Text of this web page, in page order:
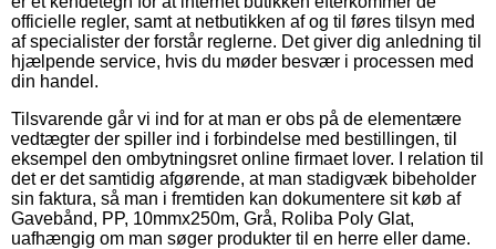
officielle regler, samt at netbutikken af og til føres tilsyn med
af specialister der forstår reglerne. Det giver dig anledning til
hjælpende service, hvis du møder besvær i processen med
din handel.
Tilsvarende går vi ind for at man er obs på de elementære
vedtægter der spiller ind i forbindelse med bestillingen, til
eksempel den ombytningsret online firmaet lover. I relation til
det er det samtidig afgørende, at man stadigvæk bibeholder
sin faktura, så man i fremtiden kan dokumentere sit køb af
Gavebånd, PP, 10mmx250m, Grå, Roliba Poly Glat,
uafhængig om man søger produkter til en herre eller dame.